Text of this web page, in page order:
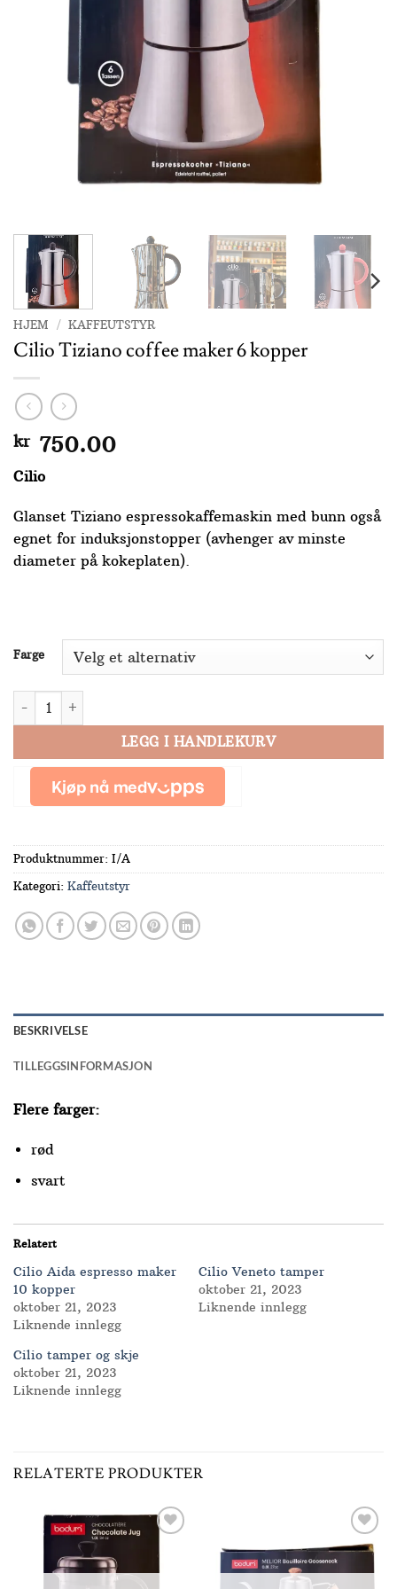
HJEM / KAFFEUTSTYR
Cilio Tiziano coffee maker 6 kopper
kr750.00
Cilio
Glanset Tiziano espressokaffemaskin med bunn også
egnet for induksjonstopper (avhenger av minste
diameter på kokeplaten).
Farge
Cilio Tiziano coffee maker 6 kopper antall
LEGG I HANDLEKURV
Produktnummer: I/A
Kategori: Kaffeutstyr
BESKRIVELSE
TILLEGGSINFORMASJON
Flere farger:
rød
svart
Relatert
Cilio Aida espresso maker
10 kopper
oktober 21, 2023
Liknende innlegg
Cilio Veneto tamper
oktober 21, 2023
Liknende innlegg
Cilio tamper og skje
oktober 21, 2023
Liknende innlegg
RELATERTE PRODUKTER
Wishlist
Add to
Wishlist